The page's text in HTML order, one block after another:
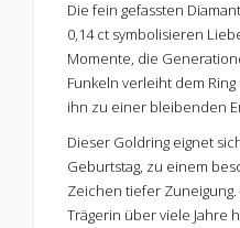
Die fein gefassten
0,14 ct symbolisieren
Momente, die
Funkeln verleiht dem
ihn zu einer bleibenden
Dieser Goldring eignet
Geburtstag, zu einem
Zeichen tiefer
Trägerin über viele Jahre